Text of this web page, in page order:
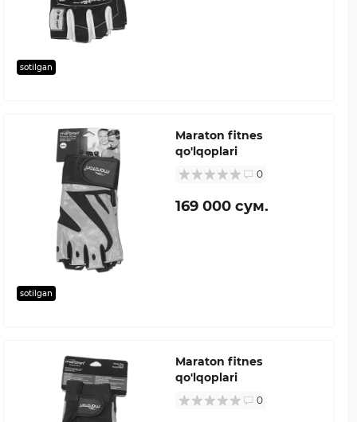
sotilgan
sotilgan
Maraton fitnes
qo'lqoplari
0
169 000 сум.
Maraton fitnes
qo'lqoplari
0